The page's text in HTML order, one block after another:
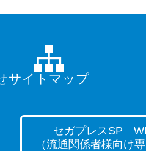
サイトマップ
セガプレスSP
（流通関係者様向け